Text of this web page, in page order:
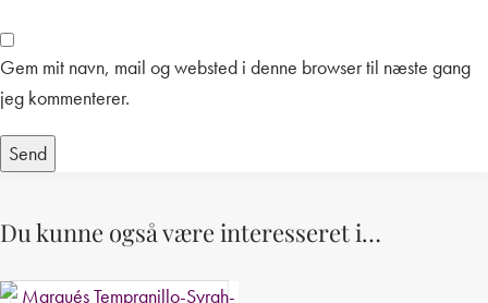
Gem mit navn, mail og websted i denne browser til næste gang
jeg kommenterer.
Du kunne også være interesseret i…